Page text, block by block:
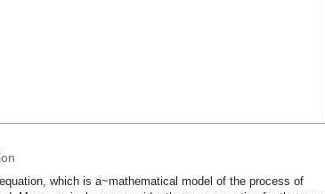
which is a~mathematical model of the process of